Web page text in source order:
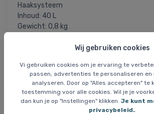
Wij gebruiken cookies
Vi gebruiken cookies om je ervaring te
passen, advertenties te personaliseren en
analyseren. Door op "Alles accepteren" te
toestemming voor alle cookies. Wil je je
dan kun je op "Instellingen" klikken. Je kunt
privacybeleid.
Haaksysteem
Inhoud: 40 L
Gewicht: 0,8 kg
krijgen er geen meer als de huidige
Maten die niet op voorraad zijn, zijn niet